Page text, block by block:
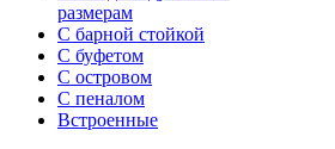
размерам
С барной стойкой
С буфетом
С островом
С пеналом
Встроенные